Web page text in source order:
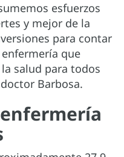
esfuerzos
y mejor de la
para contar
que
salud para todos
Barbosa.